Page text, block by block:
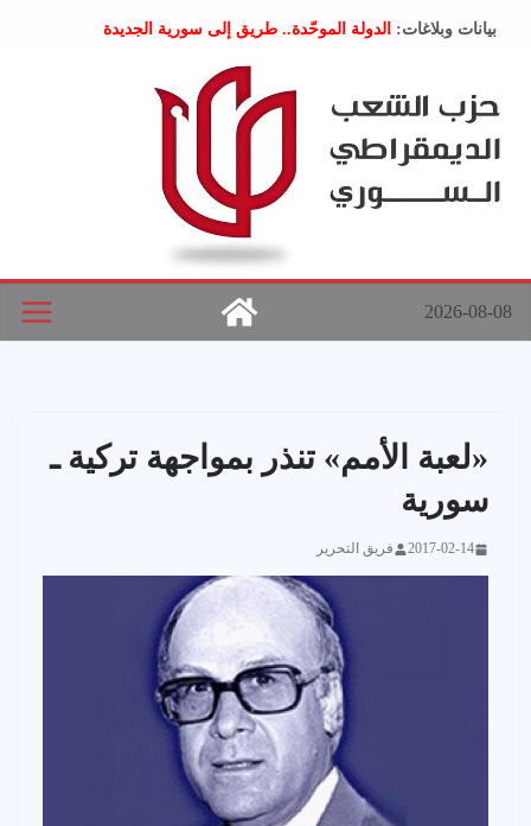
بيانات وبلاغات: الدولة الموحّدة.. طريق إلى سورية الجديدة
تعزية بوفاة المناضل حسن عبدالعظيم الأمين العام
السابق لحزب الاتحاد الاشتراكي العربي الديمقراطي
بلاغ صادر عن اجتماع اللجنة المركزية نيسان 2026
الحرب الأمريكية الإسرائيلية على نظام الملالي في
إيران .. بيان من حزب الشعب الديمقراطي السوري
2026-08-08
«لعبة الأمم» تنذر بمواجهة تركية ـ
سورية
2017-02-14 فريق التحرير